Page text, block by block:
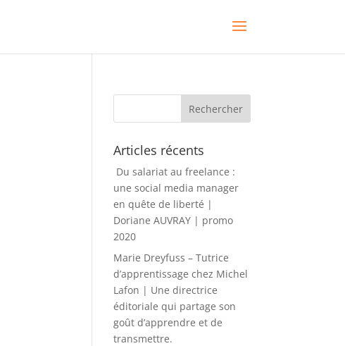
Articles récents
Du salariat au freelance :
une social media manager
en quête de liberté |
Doriane AUVRAY | promo
2020
Marie Dreyfuss – Tutrice
d’apprentissage chez Michel
Lafon | Une directrice
éditoriale qui partage son
goût d’apprendre et de
transmettre.